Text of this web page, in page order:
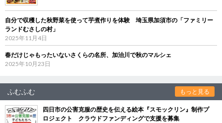
自分で収穫した秋野菜を使って芋煮作りを体験 埼玉県加須市の「ファミリー
ランドむさしの村」
2025年11月4日
春だけじゃもったいないさくらの名所、加治川で秋のマルシェ
2025年10月23日
ふむふむ もっと見る
四日市の公害克服の歴史を伝える絵本『スモックリン』制作プ
ロジェクト クラウドファンディングで支援を募集